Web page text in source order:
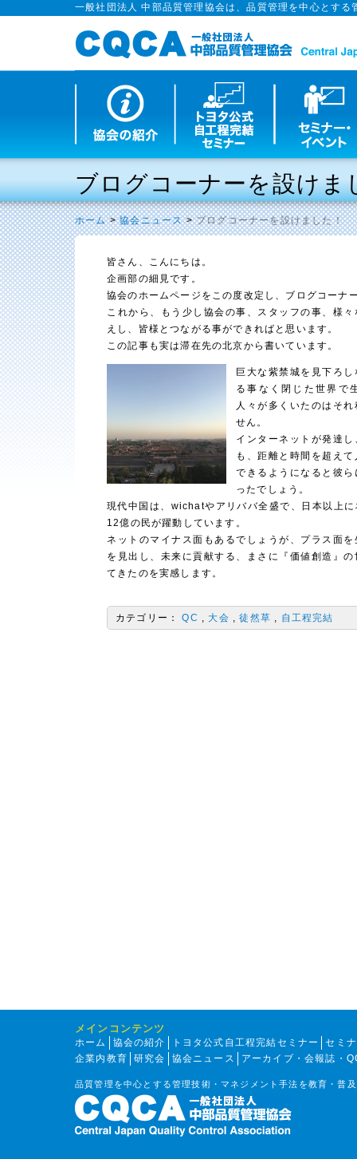
一般社団法人 中部品質管理協会は、品質管理を中心とす
ブログコーナーを設けま
ホーム 協会ニュース ブログコーナーを設けました！
皆さん、こんにちは。
企画部の細見です。
協会のホームページをこの度改定し、ブログコーナ
これから、もう少し協会の事、スタッフの事、様
えし、皆様とつながる事ができればと思います。
この記事も実は滞在先の北京から書いています。
巨大な紫禁城を見下ろ
る事なく閉じた世界で
人々が多くいたのはそ
せん。
インターネットが発達
も、距離と時間を超え
できるようになると彼
ったでしょう。
現代中国は、wichatやアリババ全盛で、日本以上
12億の民が躍動しています。
ネットのマイナス面もあるでしょうが、プラス面
を見出し、未来に貢献する、まさに『価値創造』
てきたのを実感します。
カテゴリー：QC 大会 徒然草 自工程完結
メインコンテンツ
ホーム 協会の紹介 トヨタ公式自工程完結セミナー
セミ
企業内教育
研究会 協会ニュース アーカイブ・会報誌・
品質管理を中心とする管理技術・マネジメント手法を教育・普